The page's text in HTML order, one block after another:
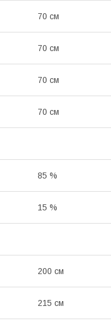
70 см
70 см
70 см
70 см
85 %
15 %
200 см
215 см